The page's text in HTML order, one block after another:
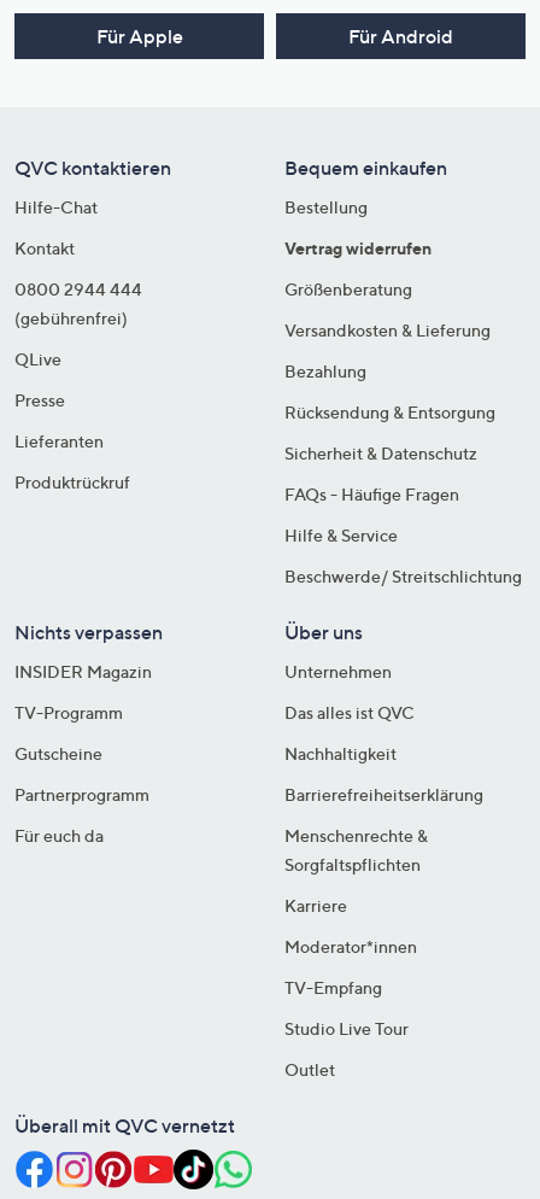
Für Apple Für Android
QVC kontaktieren
Hilfe-Chat
Kontakt
0800 2944 444
(gebührenfrei)
QLive
Presse
Lieferanten
Produktrückruf
Bequem einkaufen
Bestellung
Vertrag widerrufen
Größenberatung
Versandkosten & Lieferung
Bezahlung
Rücksendung & Entsorgung
Sicherheit & Datenschutz
FAQs - Häufige Fragen
Hilfe & Service
Beschwerde/ Streitschlichtung
Nichts verpassen
INSIDER Magazin
TV-Programm
Gutscheine
Partnerprogramm
Für euch da
Über uns
Unternehmen
Das alles ist QVC
Nachhaltigkeit
Barrierefreiheitserklärung
Menschenrechte &
Sorgfaltspflichten
Karriere
Moderator*innen
TV-Empfang
Studio Live Tour
Outlet
Überall mit QVC vernetzt